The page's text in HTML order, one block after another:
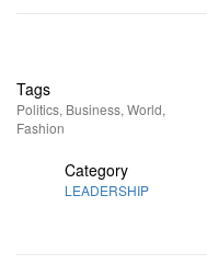
Tags
Politics, Business, World,
Fashion
Category
LEADERSHIP